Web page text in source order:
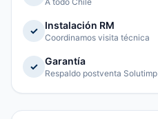
✓ Instalación RM
Coordinamos visita técnica
✓ Garantía
Respaldo postventa Solutimp